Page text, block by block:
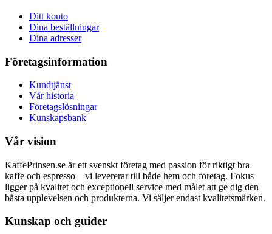
Ditt konto
Dina beställningar
Dina adresser
Företagsinformation
Kundtjänst
Vår historia
Företagslösningar
Kunskapsbank
Vår vision
KaffePrinsen.se är ett svenskt företag med passion för riktigt bra
kaffe och espresso – vi levererar till både hem och företag. Fokus
ligger på kvalitet och exceptionell service med målet att ge dig den
bästa upplevelsen och produkterna. Vi säljer endast kvalitetsmärken.
Kunskap och guider